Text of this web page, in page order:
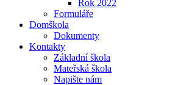
Rok 2022
Formuláře
Domškola
Dokumenty
Kontakty
Základní škola
Mateřská škola
Napište nám